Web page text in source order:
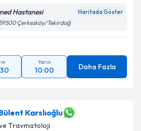
Hastanesi Haritada Göster
Çerkezköy/Tekirdağ
Yarın
10:00 Daha Fazla
Karslıoğlu
Travmatoloji